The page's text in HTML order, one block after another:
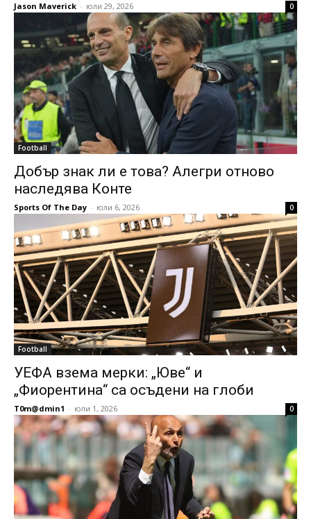
Jason Maverick - юли 29, 2026 0
Football
Добър знак ли е това? Алегри отново
наследява Конте
Sports Of The Day - юли 6, 2026 0
Football
УЕФА взема мерки: „Юве“ и
„Фиорентина“ са осъдени на глоби
T0m@dmin1 - юли 1, 2026 0